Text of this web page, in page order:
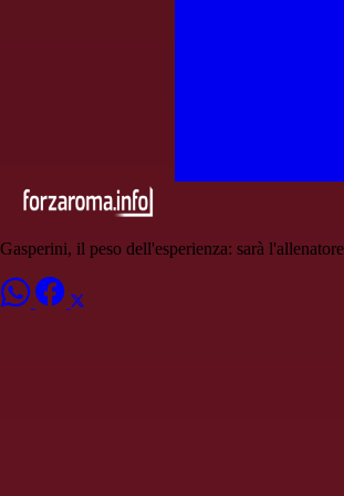
Gasperini, il peso dell'esperienza: sarà